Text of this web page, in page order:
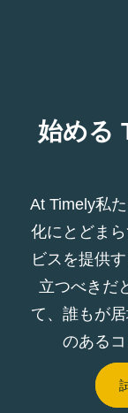
始める
At Timely私
化にとどま
ビスを提供
立つべきだ
て、誰もが
のある